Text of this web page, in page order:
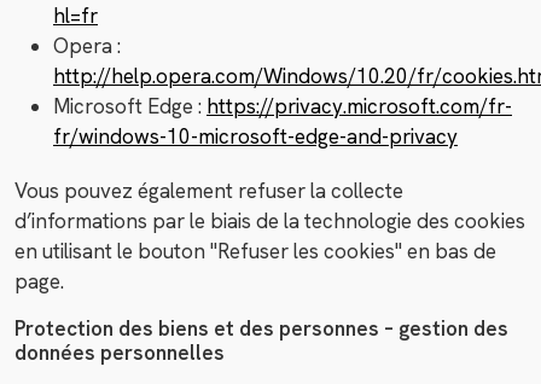
hl=fr
Opera :
http://help.opera.com/Windows/10.20/fr/
Microsoft Edge : https://privacy.microsoft.com/fr-
fr/windows-10-microsoft-edge-and-privacy
Vous pouvez également refuser la collecte
d’informations par le biais de la technologie des cookies
en utilisant le bouton "Refuser les cookies" en bas de
page.
Protection des biens et des personnes – gestion des
données personnelles